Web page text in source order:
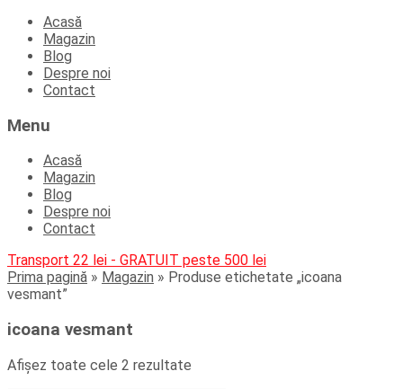
Skip
content
Acasă
Magazin
Blog
Despre noi
Contact
Menu
Acasă
Magazin
Blog
Despre noi
Contact
Transport 22 lei - GRATUIT peste 500 lei
Prima pagină » Magazin » Produse etichetate „icoana
vesmant”
icoana vesmant
Afișez toate cele 2 rezultate